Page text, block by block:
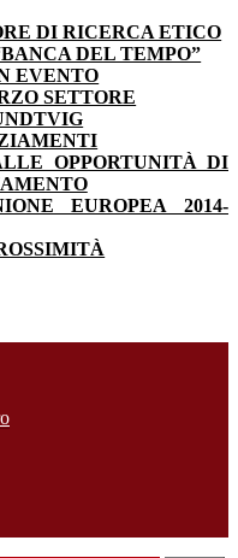
DI RICERCA ETICO
DEL TEMPO”
EVENTO
SETTORE
OPPORTUNITÀ DI
EUROPEA 2014-